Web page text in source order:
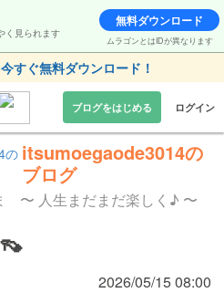
く見られます
無料ダウンロード
ムラゴンとはIDが異なります
すぐ無料ダウンロード！
ブログをはじめる ログイン
itsumoegaode3014の
ブログ
〜 人生まだまだ楽しく♪ 〜
2026/05/15 08:00